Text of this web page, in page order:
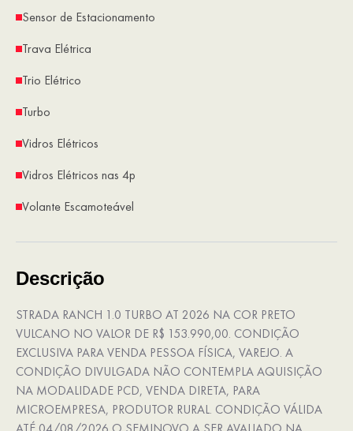
Sensor de Estacionamento
Trava Elétrica
Trio Elétrico
Turbo
Vidros Elétricos
Vidros Elétricos nas 4p
Volante Escamoteável
Descrição
STRADA RANCH 1.0 TURBO AT 2026 NA COR PRETO
VULCANO NO VALOR DE R$ 153.990,00. CONDIÇÃO
EXCLUSIVA PARA VENDA PESSOA FÍSICA, VAREJO. A
CONDIÇÃO DIVULGADA NÃO CONTEMPLA AQUISIÇÃO
NA MODALIDADE PCD, VENDA DIRETA, PARA
MICROEMPRESA, PRODUTOR RURAL. CONDIÇÃO VÁLIDA